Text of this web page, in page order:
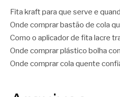
Fita kraft para que serve e
Onde comprar bastão de cola
Como o aplicador de fita lacre
Onde comprar plástico bolha
Onde comprar cola quente